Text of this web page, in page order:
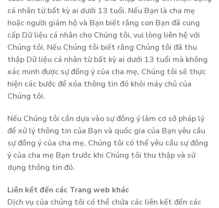
cá nhân từ bất kỳ ai dưới 13 tuổi. Nếu Bạn là cha mẹ
hoặc người giám hộ và Bạn biết rằng con Bạn đã cung
cấp Dữ liệu cá nhân cho Chúng tôi, vui lòng liên hệ với
Chúng tôi. Nếu Chúng tôi biết rằng Chúng tôi đã thu
thập Dữ liệu cá nhân từ bất kỳ ai dưới 13 tuổi mà không
xác minh được sự đồng ý của cha mẹ, Chúng tôi sẽ thực
hiện các bước để xóa thông tin đó khỏi máy chủ của
Chúng tôi.
Nếu Chúng tôi cần dựa vào sự đồng ý làm cơ sở pháp lý
để xử lý thông tin của Bạn và quốc gia của Bạn yêu cầu
sự đồng ý của cha mẹ, Chúng tôi có thể yêu cầu sự đồng
ý của cha mẹ Bạn trước khi Chúng tôi thu thập và sử
dụng thông tin đó.
Liên kết đến các Trang web khác
Dịch vụ của chúng tôi có thể chứa các liên kết đến các